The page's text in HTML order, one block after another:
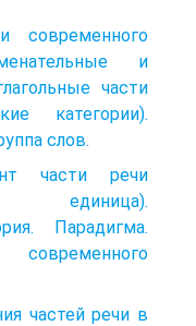
современного
и
части
категории).
слов.
части речи
единица).
Парадигма.
частей речи в